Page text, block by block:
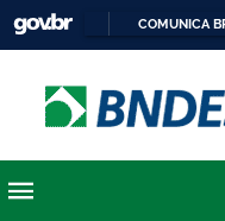
COMUNICA